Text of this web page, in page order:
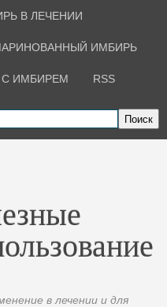
В ЛЕЧЕНИИ
ИМБИРЬ
ИМБИРЕМ RSS
Поиск
в лечении и для